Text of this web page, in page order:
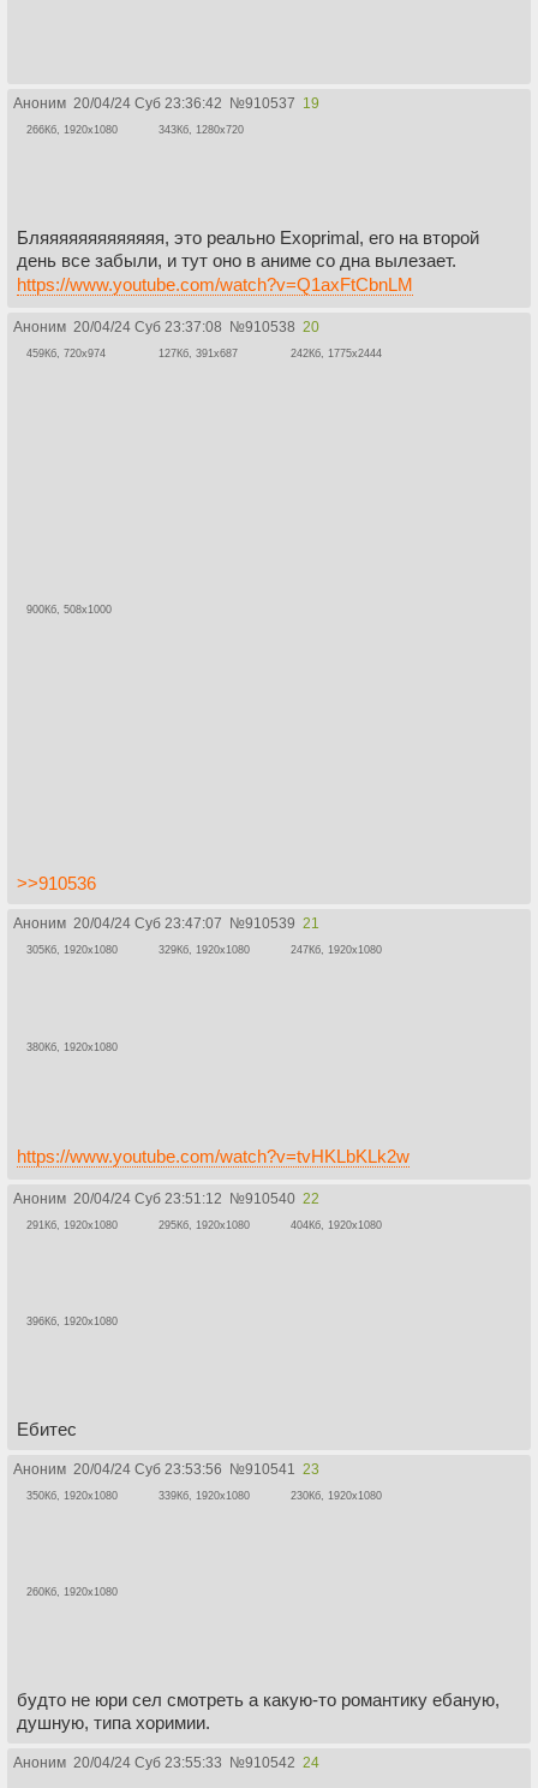
Аноним 20/04/24 Суб 23:36:42 №910537 19
266Кб, 1920x1080 343Кб, 1280x720
Бляяяяяяяяяяяяя, это реально Exoprimal, его на второй
день все забыли, и тут оно в аниме со дна вылезает.
https://www.youtube.com/watch?v=Q1axFtCbnLM
Аноним 20/04/24 Суб 23:37:08 №910538 20
459Кб, 720x974 127Кб, 391x687 242Кб, 1775x2444
900Кб, 508x1000
>>910536
Аноним 20/04/24 Суб 23:47:07 №910539 21
305Кб, 1920x1080 329Кб, 1920x1080 247Кб, 1920x1080
380Кб, 1920x1080
https://www.youtube.com/watch?v=tvHKLbKLk2w
Аноним 20/04/24 Суб 23:51:12 №910540 22
291Кб, 1920x1080 295Кб, 1920x1080 404Кб, 1920x1080
396Кб, 1920x1080
Ебитес
Аноним 20/04/24 Суб 23:53:56 №910541 23
350Кб, 1920x1080 339Кб, 1920x1080 230Кб, 1920x1080
260Кб, 1920x1080
будто не юри сел смотреть а какую-то романтику ебаную,
душную, типа хоримии.
Аноним 20/04/24 Суб 23:55:33 №910542 24